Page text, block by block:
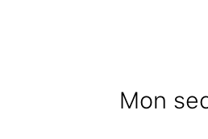
Mon